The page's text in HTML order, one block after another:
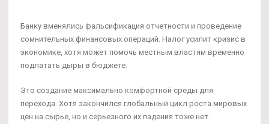
Банку вменялись фальсификация отчетности и проведение
сомнительных финансовых операций. Налог усилит кризис в
экономике, хотя может помочь местным властям временно
подлатать дыры в бюджете.
Это создание максимально комфортной среды для
перехода. Хотя закончился глобальный цикл роста мировых
цен на сырье, но и серьезного их падения тоже нет.